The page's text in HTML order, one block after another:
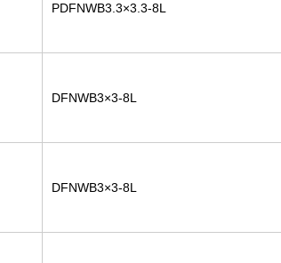
PDFNWB3.3×3.3-8L
DFNWB3×3-8L
DFNWB3×3-8L